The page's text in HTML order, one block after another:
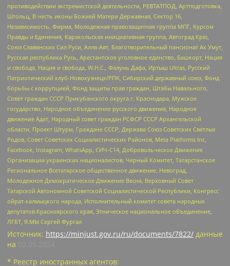
противодействии экстремистской деятельности, РЕВТАТПОД, Артподготовка,
Штольц, В честь иконы Божией Матери Державная, Сектор 16,
Независимость, Фирма, Молодежная правозащитная группа МПГ, Курсом
Правды и Единения, Каракольская инициативная группа, Автоград Крю,
Союз Славянских Сил Руси, Алля-Аят, Благотворительный пансионат Ак Умут,
Русская республика Русь, Арестантское уголовное единство, Башкорт, Нация
и свобода, Нация и свобода, W.H.С., Фалунь Дафа, Иртыш Ultras, Русский
Патриотический клуб-Новокузнецк/РПК, Сибирский державный союз, Фонд
борьбы с коррупцией, Фонд защиты прав граждан, Штабы Навального,
Совет граждан СССР Прикубанского округа г. Краснодара, Мужское
государство, Народное объединение русского движения, Народное
движение Адат, Народный совет граждан РСФСР СССР Архангельской
области, Проект Штурм, Граждане СССР, Держава Союз Советских Светлых
Родов, Совет Советских Социалистических Районов, Meta Platforms Inc,
Facebook, Instagram, WhatsApp, СИЧ-С14, Добровольческое Движение
Организации украинских националистов, Черный Комитет, Татарстанское
Региональное Всетатарское общественное движение, Невоград,
Молодежное Демократическое Движение Весна, Верховный Совет
Татарской Автономной Советской Социалистической Республики, Конгресс
ойрат-калмыцкого народа, Исполнительный комитет совета народных
депутатов Красноярского края, Этническое национальное объединение,
ЛГБТ, Я.МЫ Сергей Фургал
Источник: https://minjust.gov.ru/ru/documents/7822/ данные
на
* Реестр иностранных агентов: